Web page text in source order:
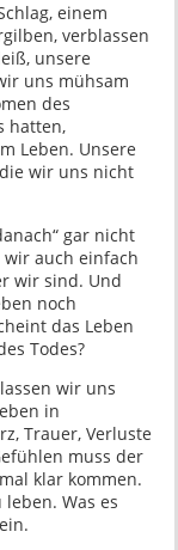
einem
verblassen
unsere
uns mühsam
des
hatten,
Leben. Unsere
wir uns nicht
gar nicht
auch einfach
wir sind. Und
noch
das Leben
Todes?
wir uns
in
Trauer, Verluste
muss der
klar kommen.
Was es